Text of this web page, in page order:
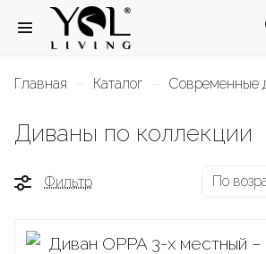
Главная Каталог Современные
Диваны по коллекции
Фильтр